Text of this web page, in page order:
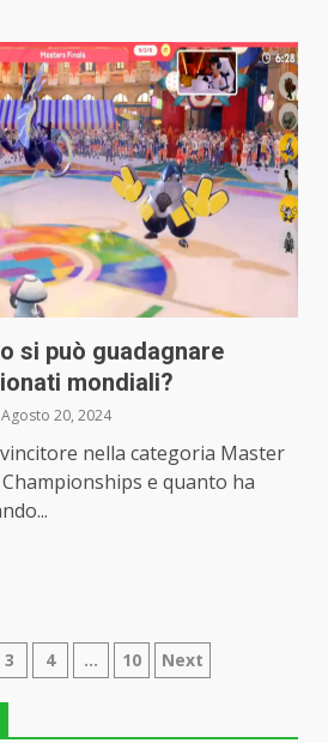
si può guadagnare
mondiali?
Agosto 20, 2024
nella categoria Master
e quanto ha
3 4 … 10 Next